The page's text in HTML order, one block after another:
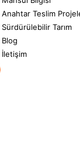
Anahtar Teslim
Sürdürülebilir Tarım
Blog
İletişim